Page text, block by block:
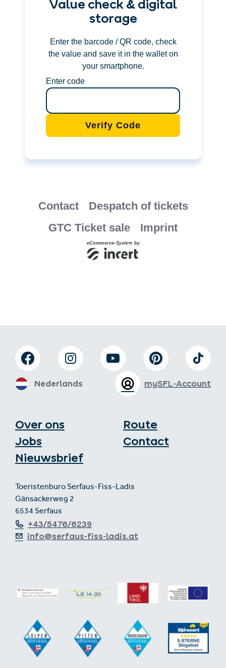
Over ons
Jobs
Nieuwsbrief
Route
Contact
Toeristenburo Serfaus-Fiss-Ladis
Gänsackerweg 2
6534 Serfaus
+43/5476/6239
info@serfaus-fiss-ladis.at
mySFL-Account
Nederlands